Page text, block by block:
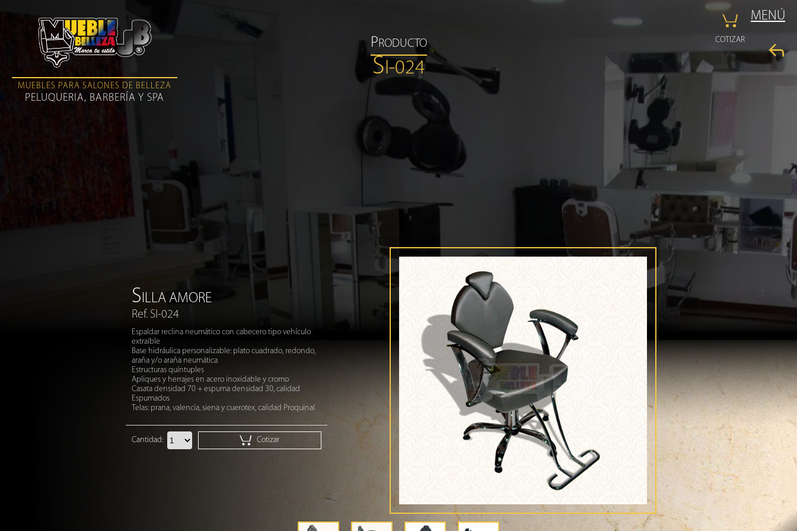
MUEBLES PARA SALONES DE BELLEZA
PELUQUERIA, BARBERÍA Y SPA
MENÚ
COTIZAR
PRODUCTO
SI-024
SILLA AMORE
Ref. SI-024
Espaldar reclina neumático con cabecero tipo vehículo
extraíble
Base hidráulica personalizable: plato cuadrado, redondo,
araña y/o araña neumática
Estructuras quíntuples
Apliques y herrajes en acero inoxidable y cromo
Casata densidad 70 + espuma densidad 30, calidad
Espumados
Telas: prana, valencia, siena y cuerotex, calidad Proquinal
Cantidad: Cotizar